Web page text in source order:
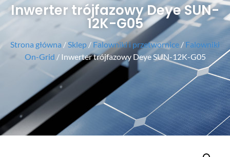
Inwerter trójfazowy Deye SUN-
12K-G05
Strona główna / Sklep / Falowniki i przetwornice / Falowniki
On-Grid / Inwerter trójfazowy Deye SUN-12K-G05